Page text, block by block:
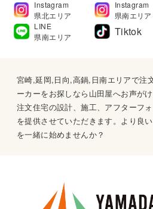
Instagram
県北エリア
Instagram
県南エリア
LINE
県南エリア
Tiktok
宮崎,延岡,日向,高鍋,日南エリアで注
ーカーをお探しなら山田屋へお声が
注文住宅の設計、施工、アフターフ
を提供させていただきます。より良
を一緒に始めませんか？